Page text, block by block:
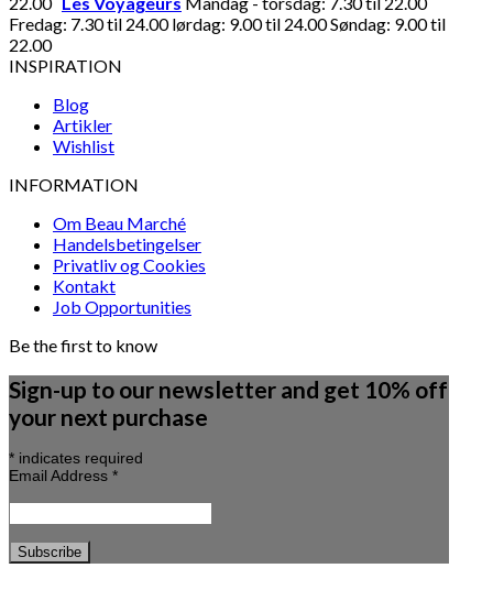
Fredag: 7.30 til 24.00 lørdag: 9.00 til 24.00 Søndag: 9.00 til
22.00
INSPIRATION
Blog
Artikler
Wishlist
INFORMATION
Om Beau Marché
Handelsbetingelser
Privatliv og Cookies
Kontakt
Job Opportunities
Be the first to know
Sign-up to our newsletter and get 10% off
your next purchase
* indicates required
Email Address *